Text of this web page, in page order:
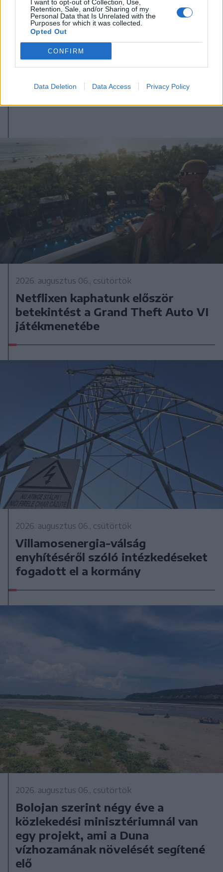
I want to opt-out of Collection, Use,
Retention, Sale, and/or Sharing of my
Personal Data that Is Unrelated with the
Purposes for which it was collected.
Opted Out
CONFIRM
Data Deletion Data Access Privacy Policy
2026. augusztus 07., péntek
Nem kell félni, nem tűnik el a
2026. augusztus 06., csütörtök
Netflixen kaphatunk először
betekintést a Grand Theft Auto VI
játékmenetébe
2026. augusztus 06., csütörtök
Villamosenergia-válság
enyhítéséről szóló intézkedéseket
fogadott el a kormány
2026. augusztus 06., csütörtök
Bolojan szerint négy éve a
közlekedési minisztériumnál van
egy projekt, ami a Duna
vízhozamának növelését segítené
elő